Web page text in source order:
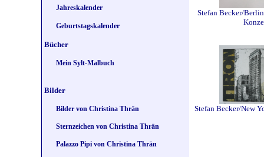
Jahreskalender
Geburtstagskalender
Bücher
Mein Sylt-Malbuch
Bilder
Bilder von Christina Thrän
Sternzeichen von Christina Thrän
Palazzo Pipi von Christina Thrän
Stefan Becker/
Stefan Becker/New